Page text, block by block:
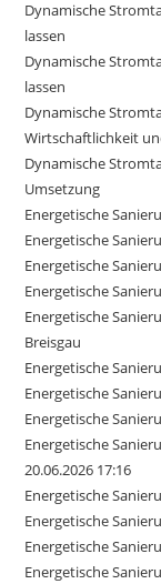
Dynamische
lassen
Dynamische
lassen
Dynamische
Wirtschaftlichkeit
Dynamische
Umsetzung
Energetische
Energetische
Energetische
Energetische
Energetische
Breisgau
Energetische
Energetische
Energetische
Energetische
20.06.2026 17:16
Energetische
Energetische
Energetische
Energetische